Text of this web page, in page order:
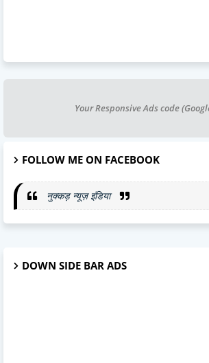
Your Responsive Ads code
FOLLOW ME ON FACEBOOK
नुक्कड़ न्यूज़ इंडिया
DOWN SIDE BAR ADS